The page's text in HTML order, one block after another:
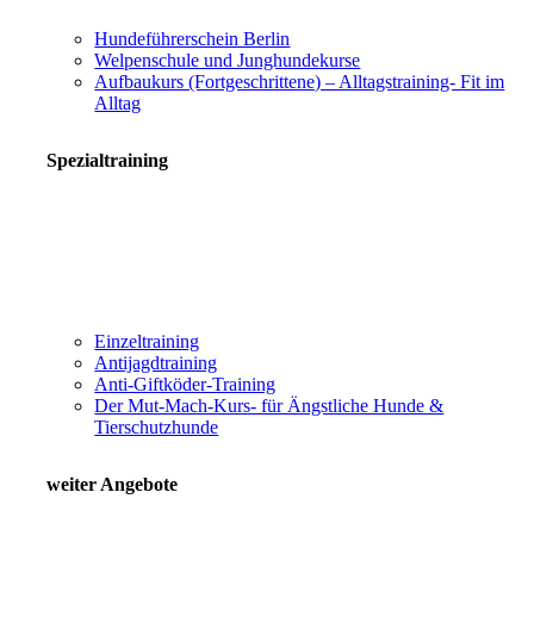
Hundeführerschein Berlin
Welpenschule und Junghundekurse
Aufbaukurs (Fortgeschrittene) – Alltagstraining- Fit im
Alltag
Spezialtraining
Einzeltraining
Antijagdtraining
Anti-Giftköder-Training
Der Mut-Mach-Kurs- für Ängstliche Hunde &
Tierschutzhunde
weiter Angebote